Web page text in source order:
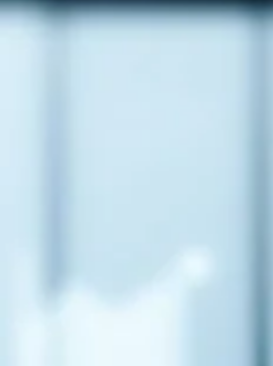
Inicio Solución Casos de éxito